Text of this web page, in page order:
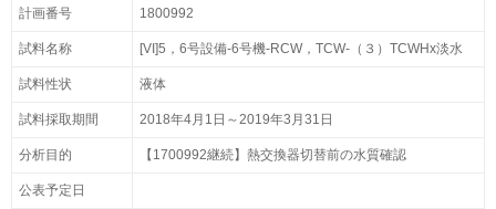
計画番号 1800992
試料名称 [VI]5，6号設備-6号機-RCW，TCW-（３）TCWHx淡水
試料性状 液体
試料採取期間 2018年4月1日～2019年3月31日
分析目的 【1700992継続】熱交換器切替前の水質確認
公表予定日
計画番号 1800992
試料名称 [VI]5，6号設備-6号機-RCW，TCW-（３）TCWHx淡水
試料性状 液体
試料採取期間 2018年4月1日～2019年3月31日
分析目的 【1700992継続】熱交換器切替前の水質確認
公表予定日